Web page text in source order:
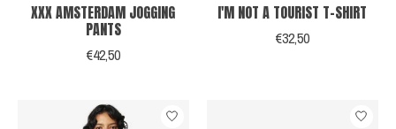
XXX AMSTERDAM JOGGING
PANTS
€42,50
I'M NOT A TOURIST T-SHIRT
€32,50